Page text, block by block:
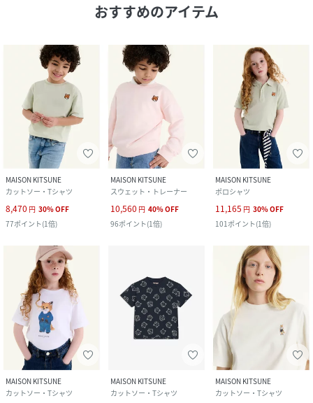
おすすめのアイテム
MAISON KITSUNE
カットソー・Tシャツ
8,470 円 30%OFF
77ポイント(1倍)
MAISON KITSUNE
スウェット・トレーナー
10,560 円 40%OFF
96ポイント(1倍)
MAISON KITSUNE
ポロシャツ
11,165 円 30%OFF
101ポイント(1倍)
MAISON KITSUNE
カットソー・Tシャツ
MAISON KITSUNE
カットソー・Tシャツ
MAISON KITSUNE
カットソー・Tシャツ